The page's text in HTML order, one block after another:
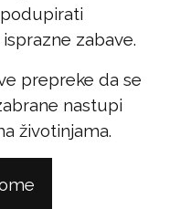
zabave.
prepreke da se
nastupi
životinjama.